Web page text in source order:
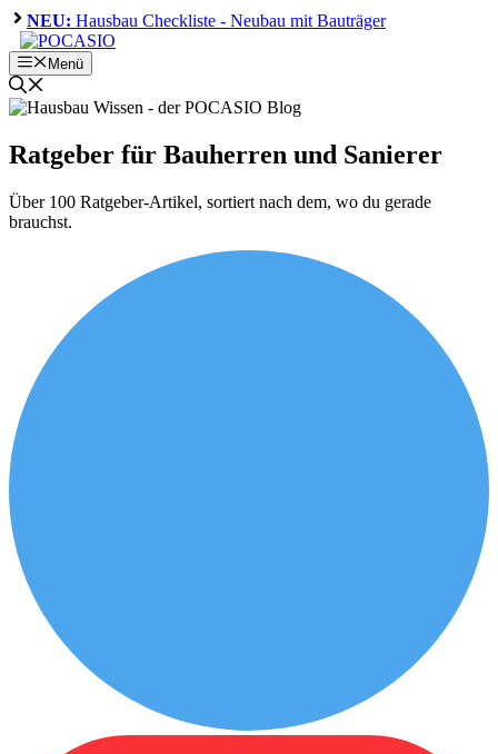
Zum
Inhalt
springen
NEU: Hausbau Checkliste - Neubau mit Bauträger
Menü
Ratgeber für Bauherren und Sanierer
Über 100 Ratgeber-Artikel, sortiert nach dem, wo du gerade
brauchst.